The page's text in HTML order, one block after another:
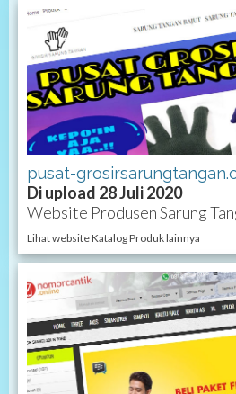
pusat-
Di upload 28 Juli 2020
Website Produsen Sarung
Lihat website Katalog Produk lainnya